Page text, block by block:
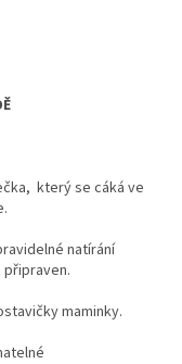
který se cáká ve
natírání
maminky.